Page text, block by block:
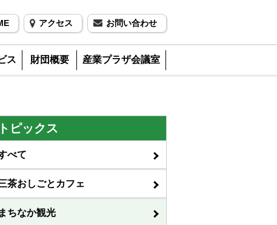
アクセス お問い合わせ
ス 財団概要 産業プラザ会議室
トピックス
べて
茶おしごとカフェ
まちなか観光